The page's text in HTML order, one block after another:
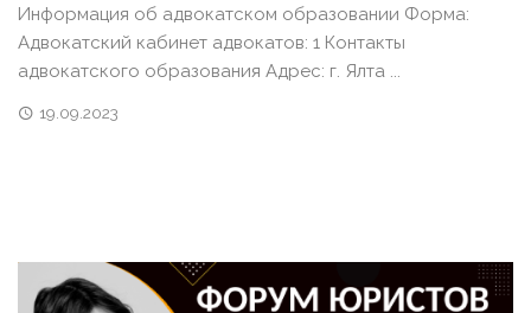
Информация об адвокатском образовании Форма:
Адвокатский кабинет адвокатов: 1 Контакты
адвокатского образования Адрес: г. Ялта ...
19.09.2023